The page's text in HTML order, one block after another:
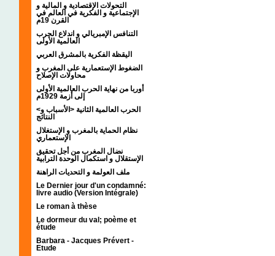
التحولات الإقتصادية و المالية و
الإجتماعية و الفكرية في العالم في
القرن 19م
التنافس الإمبريالي و اندلاع الحرب
العالمية الأولى
اليقظة الفكرية بالمشرق العربي
الضغوط الإستعمارية على المغرب و
محاولات الإصلاح
أوربا من نهاية الحرب العالمية الأولى
إلى أزمة 1929م
<الحرب العالمية الثانية <الأسباب و
النتائج
نظام الحماية بالمغرب و الإستغلال
الإستعماري
نضال المغرب من أجل تحقيق
الإستقلال و استكمال الوحدة الترابية
ملف العولمة و التحديات الراهنة
Le Dernier jour d'un condamné:
livre audio (Version Intégrale)
Le roman à thèse
Le dormeur du val; poème et
étude
Barbara - Jacques Prévert -
Etude